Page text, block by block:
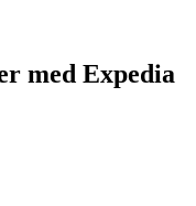
med Expedia